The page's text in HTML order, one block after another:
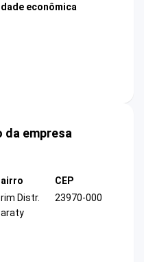
econômica
empresa
Distr.
CEP
23970-000